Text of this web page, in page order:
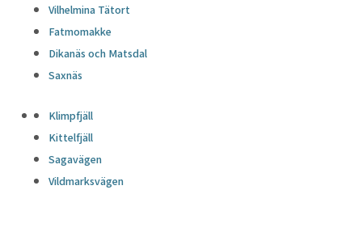
Vilhelmina Tätort
Fatmomakke
Dikanäs och Matsdal
Saxnäs
Klimpfjäll
Kittelfjäll
Sagavägen
Vildmarksvägen